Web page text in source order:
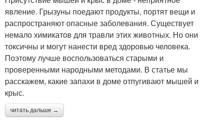
явление. Грызуны поедают продукты, портят вещи и
распространяют опасные заболевания. Существует
немало химикатов для травли этих животных. Но они
токсичны и могут нанести вред здоровью человека.
Поэтому лучше воспользоваться старыми и
проверенными народными методами. В статье мы
расскажем, какие запахи в доме отпугивают мышей и
крыс.
читать дальше →